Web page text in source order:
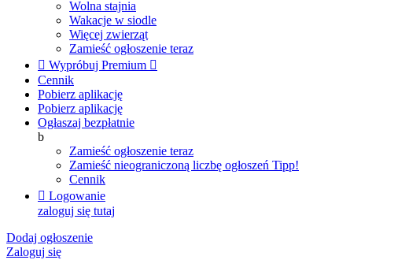
Wolna stajnia
Wakacje w siodle
Więcej zwierząt
Zamieść ogłoszenie teraz
 Wypróbuj Premium 
Cennik
Pobierz aplikację
Pobierz aplikację
Ogłaszaj bezpłatnie
b
Zamieść ogłoszenie teraz
Zamieść nieograniczoną liczbę ogłoszeń Tipp!
Cennik
 Logowanie
zaloguj się tutaj
Dodaj ogłoszenie
Zaloguj się